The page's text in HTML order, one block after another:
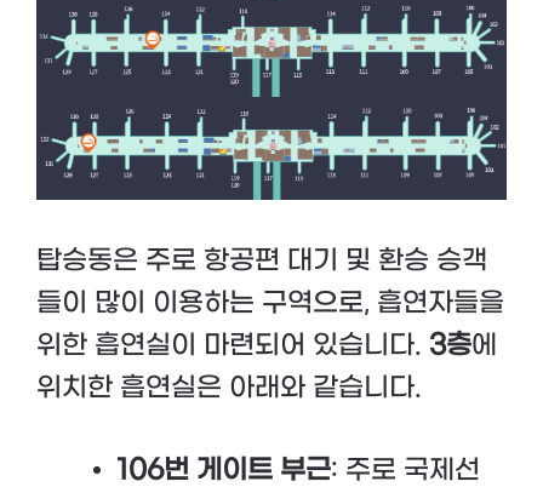
탑승동은 주로 항공편 대기 및 환승 승객
들이 많이 이용하는 구역으로, 흡연자들을
위한 흡연실이 마련되어 있습니다. 3층에
위치한 흡연실은 아래와 같습니다.
106번 게이트 부근: 주로 국제선